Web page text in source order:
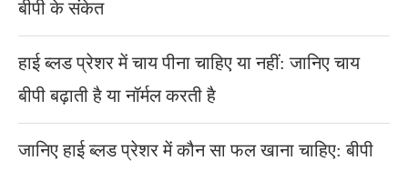
बीपी के संकेत
हाई ब्लड प्रेशर में चाय पीना चाहिए या नहीं: जानिए चाय
बीपी बढ़ाती है या नॉर्मल करती है
जानिए हाई ब्लड प्रेशर में कौन सा फल खाना चाहिए: बीपी